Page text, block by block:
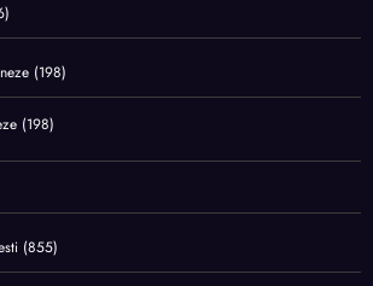
(198)
(198)
(855)